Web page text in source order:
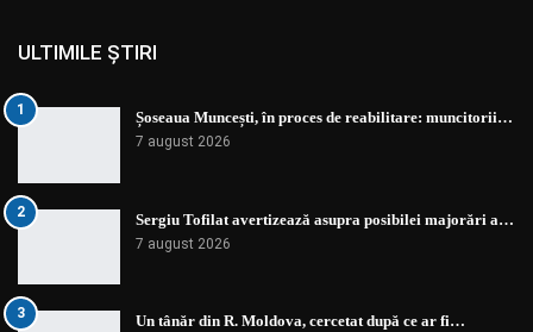
ULTIMILE ȘTIRI
1 Șoseaua Muncești, în proces de reabilitare: muncitorii…
7 august 2026
2 Sergiu Tofilat avertizează asupra posibilei majorări a…
7 august 2026
3 Un tânăr din R. Moldova, cercetat după ce ar fi…